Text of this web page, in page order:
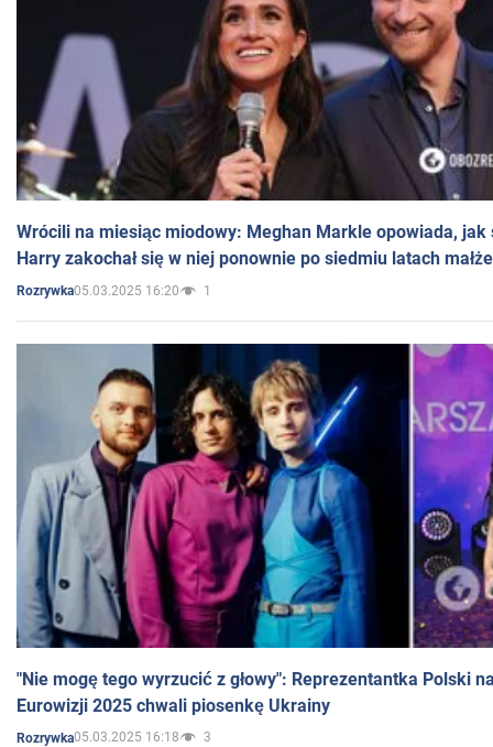
Wrócili na miesiąc miodowy: Meghan Markle opowiada, jak
Harry zakochał się w niej ponownie po siedmiu latach
Rozrywka05.03.2025 16:20 1
"Nie mogę tego wyrzucić z głowy": Reprezentantka Polski
Eurowizji 2025 chwali piosenkę Ukrainy
Rozrywka05.03.2025 16:18 3